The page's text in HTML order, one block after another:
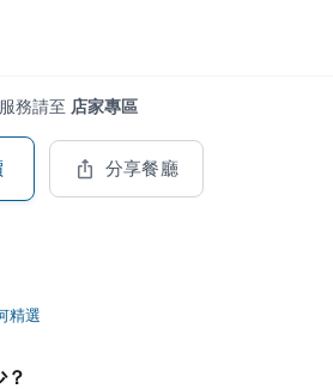
務請至 店家專區
分享餐廳
精選